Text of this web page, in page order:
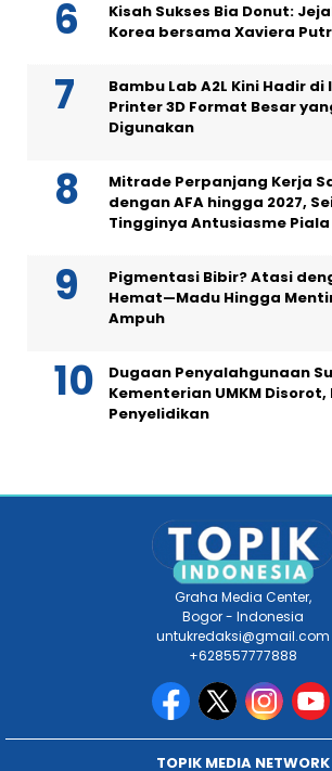
Kisah Sukses Bia Donut:
Korea bersama Xaviera
Bambu Lab A2L Kini Hadir
Printer 3D Format Besar
Digunakan
Mitrade Perpanjang Kerja
dengan AFA hingga 2027,
Tingginya Antusiasme Piala
Pigmentasi Bibir? Atasi
Hemat—Madu Hingga
Ampuh
Dugaan Penyalahgunaan
Kementerian UMKM Disorot,
Penyelidikan
Graha Media Center,
Bogor - Indonesia
untukredaksi@gmail.com
+628557777888
TOPIK MEDIA NETWORK